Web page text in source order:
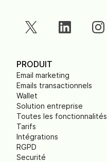
PRODUIT
Email marketing
Emails transactionnels
Wallet
Solution entreprise
Toutes les fonctionnalités
Tarifs
Intégrations
RGPD
Securité